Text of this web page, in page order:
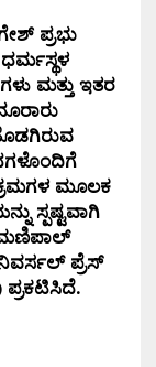
ಪ್ರಭು
ಮತ್ತು ಇತರ
ಮೂಲಕ
ಸ್ಪಷ್ಟವಾಗಿ
ಮಣಿಪಾಲ್
ಪ್ರೆಸ್
ಪ್ರಕಟಿಸಿದೆ.